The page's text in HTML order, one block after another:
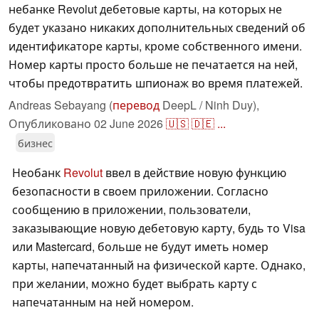
небанке Revolut дебетовые карты, на которых не
будет указано никаких дополнительных сведений об
идентификаторе карты, кроме собственного имени.
Номер карты просто больше не печатается на ней,
чтобы предотвратить шпионаж во время платежей.
Andreas Sebayang (перевод DeepL / Ninh Duy),
Опубликовано 02 June 2026🇺🇸🇩🇪 ...
бизнес
Необанк Revolut ввел в действие новую функцию
безопасности в своем приложении. Согласно
сообщению в приложении, пользователи,
заказывающие новую дебетовую карту, будь то Visa
или Mastercard, больше не будут иметь номер
карты, напечатанный на физической карте. Однако,
при желании, можно будет выбрать карту с
напечатанным на ней номером.